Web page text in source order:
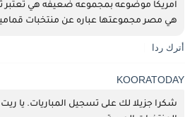
هي مصر مجموعتها عباره عن منتخبات
أترك ردا
KOORATODAY